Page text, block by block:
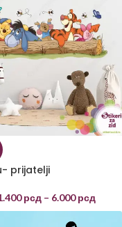
prijatelji
рсд – 6.000рсд